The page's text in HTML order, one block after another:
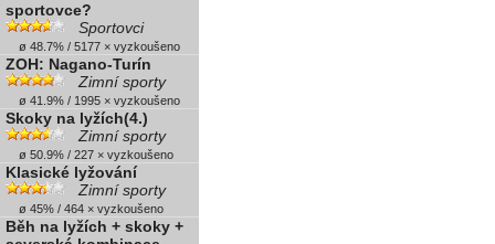
sportovce?
Sportovci
ø 48.7% / 5177 × vyzkoušeno
ZOH: Nagano-Turín
Zimní sporty
ø 41.9% / 1995 × vyzkoušeno
Skoky na lyžích(4.)
Zimní sporty
ø 50.9% / 227 × vyzkoušeno
Klasické lyžování
Zimní sporty
ø 45% / 464 × vyzkoušeno
Běh na lyžích + skoky +